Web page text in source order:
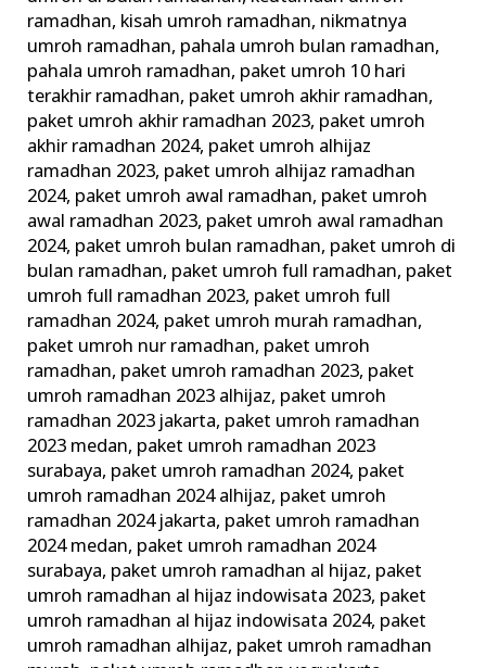
ramadhan, kisah umroh ramadhan, nikmatnya
umroh ramadhan, pahala umroh bulan ramadhan,
pahala umroh ramadhan, paket umroh 10 hari
terakhir ramadhan, paket umroh akhir ramadhan,
paket umroh akhir ramadhan 2023, paket umroh
akhir ramadhan 2024, paket umroh alhijaz
ramadhan 2023, paket umroh alhijaz ramadhan
2024, paket umroh awal ramadhan, paket umroh
awal ramadhan 2023, paket umroh awal ramadhan
2024, paket umroh bulan ramadhan, paket umroh di
bulan ramadhan, paket umroh full ramadhan, paket
umroh full ramadhan 2023, paket umroh full
ramadhan 2024, paket umroh murah ramadhan,
paket umroh nur ramadhan, paket umroh
ramadhan, paket umroh ramadhan 2023, paket
umroh ramadhan 2023 alhijaz, paket umroh
ramadhan 2023 jakarta, paket umroh ramadhan
2023 medan, paket umroh ramadhan 2023
surabaya, paket umroh ramadhan 2024, paket
umroh ramadhan 2024 alhijaz, paket umroh
ramadhan 2024 jakarta, paket umroh ramadhan
2024 medan, paket umroh ramadhan 2024
surabaya, paket umroh ramadhan al hijaz, paket
umroh ramadhan al hijaz indowisata 2023, paket
umroh ramadhan al hijaz indowisata 2024, paket
umroh ramadhan alhijaz, paket umroh ramadhan